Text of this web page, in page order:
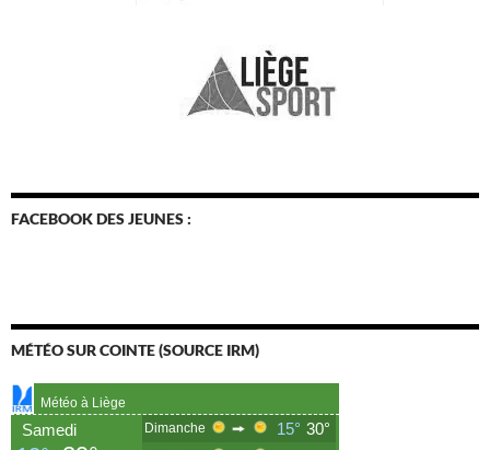
FACEBOOK DES JEUNES :
MÉTÉO SUR COINTE (SOURCE IRM)